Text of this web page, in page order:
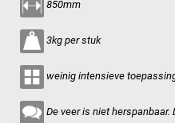
850mm
3kg per stuk
weinig intensieve
De veer is niet